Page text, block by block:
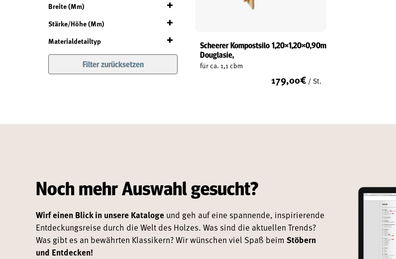
1.200 1.200
Breite (mm)
1.200 1.200
-
Stärke/Höhe (mm)
28 28
-
Materialdetailtyp
Filter zurücksetzen
Scheerer Kompostsilo 1,20×1,20×0,90m
Douglasie,
für ca. 1,1 cbm
179,00€ / St.
Noch mehr Auswahl gesucht?
Wirf einen Blick in unsere Kataloge und geh auf eine spannende, inspirierende
Entdeckungsreise durch die Welt des Holzes. Was sind die aktuellen Trends?
Was gibt es an bewährten Klassikern? Wir wünschen viel Spaß beim Stöbern
und Entdecken!